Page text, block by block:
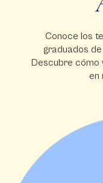
Conoce los
graduados
Descubre cómo
en